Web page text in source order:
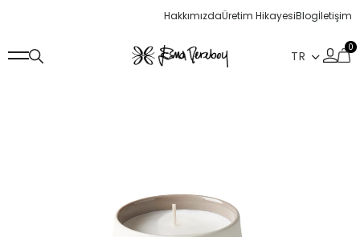
HakkımızdaÜretim HikayesiBlogİletişim
0